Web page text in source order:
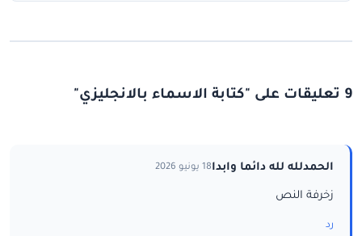
9 تعليقات على "كتابة الاسماء بالانجليزي"
الحمدلله لله دائما وابدا18 يونيو 2026
زخرفة النص
رد